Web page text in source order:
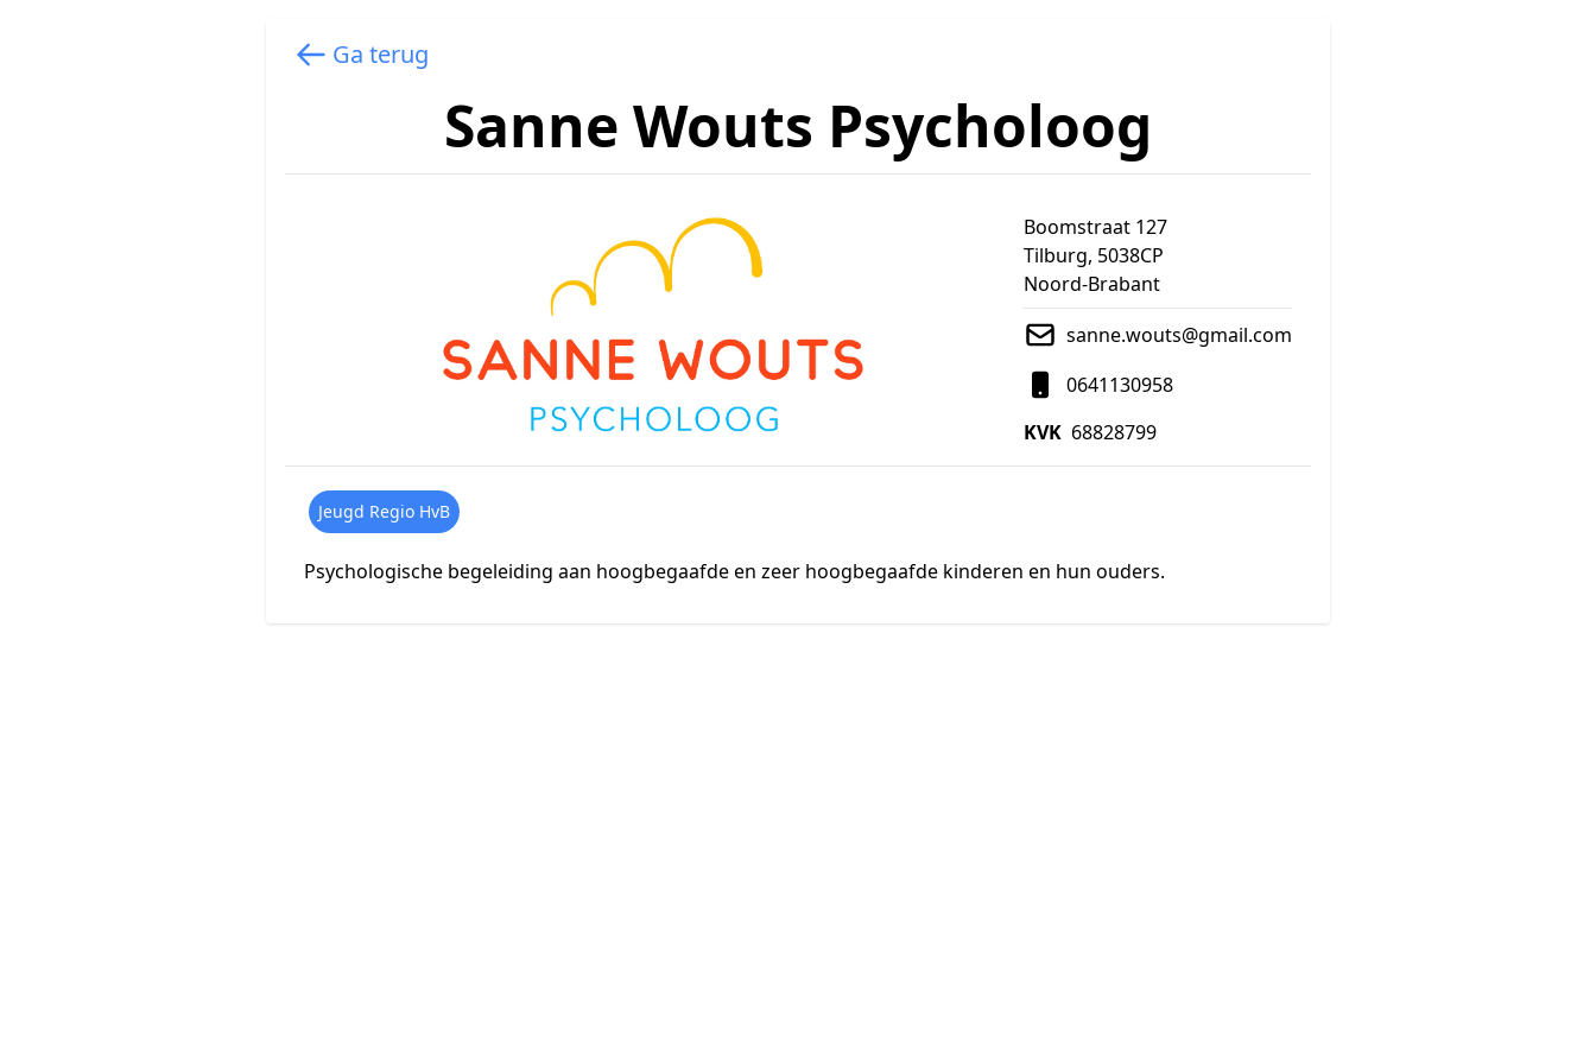
Ga terug
Sanne Wouts Psycholoog
Boomstraat 127
Tilburg, 5038CP
Noord-Brabant
sanne.wouts@gmail.com
0641130958
KVK 68828799
Jeugd Regio HvB
Psychologische begeleiding aan hoogbegaafde en zeer hoogbegaafde kinderen en hun ouders.